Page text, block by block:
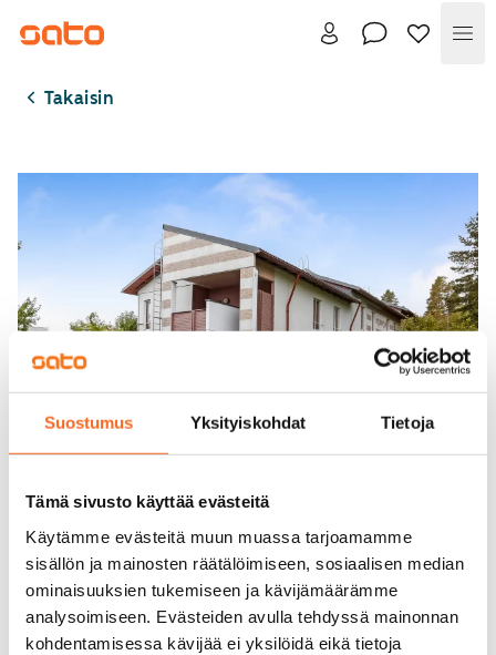
Suostumus Yksityiskohdat Tietoja
Tämä sivusto käyttää evästeitä
Käytämme evästeitä muun muassa tarjoamamme
sisällön ja mainosten räätälöimiseen, sosiaalisen median
ominaisuuksien tukemiseen ja kävijämäärämme
analysoimiseen. Evästeiden avulla tehdyssä mainonnan
kohdentamisessa kävijää ei yksilöidä eikä tietoja
Takaisin